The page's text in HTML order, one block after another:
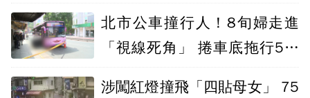
北市公車撞行人！8旬婦走進
「視線死角」 捲車底拖行5公
涉闖紅燈撞飛「四貼母女」 75